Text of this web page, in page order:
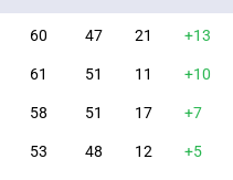
60 47 21 +13
61 51 11 +10
58 51 17 +7
53 48 12 +5